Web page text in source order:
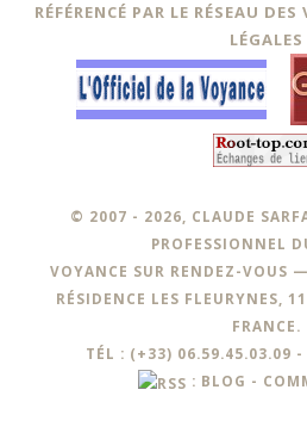
RÉFÉRENCÉ PAR LE RÉSEAU
LÉGALES
© 2007 - 2026, CLAUDE
PROFESSIONNEL
VOYANCE SUR RENDEZ-VOUS —
RÉSIDENCE LES FLEURYNES,
FRANCE.
TÉL : (+33) 06.59.45.03.09 -
: BLOG -